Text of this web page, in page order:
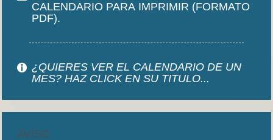
CALENDARIO PARA IMPRIMIR (FORMATO
PDF).
¿QUIERES VER EL CALENDARIO DE UN
MES? HAZ CLICK EN SU TITULO...
AVISO